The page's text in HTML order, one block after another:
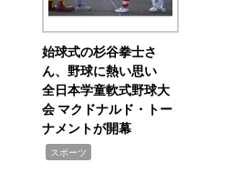
始球式の杉谷拳士さ
ん、野球に熱い思い
全日本学童軟式野球大
会 マクドナルド・トー
ナメントが開幕
スポーツ